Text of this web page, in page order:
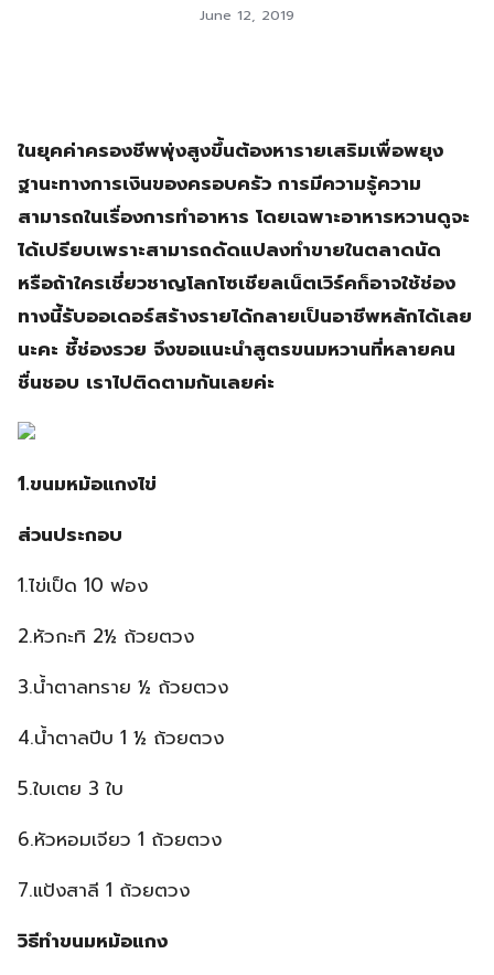
June 12, 2019
ในยุคค่าครองชีพพุ่งสูงขึ้นต้องหารายเสริมเพื่อพยุง
ฐานะทางการเงินของครอบครัว การมีความรู้ความ
สามารถในเรื่องการทำอาหาร โดยเฉพาะอาหารหวานดูจะ
ได้เปรียบเพราะสามารถดัดแปลงทำขายในตลาดนัด
หรือถ้าใครเชี่ยวชาญโลกโซเชียลเน็ตเวิร์คก็อาจใช้ช่อง
ทางนี้รับออเดอร์สร้างรายได้กลายเป็นอาชีพหลักได้เลย
นะคะ ชี้ช่องรวย จึงขอแนะนำสูตรขนมหวานที่หลายคน
ชื่นชอบ เราไปติดตามกันเลยค่ะ
1.ขนมหม้อแกงไข่
ส่วนประกอบ
1.ไข่เป็ด 10 ฟอง
2.หัวกะทิ 2½ ถ้วยตวง
3.น้ำตาลทราย ½ ถ้วยตวง
4.น้ำตาลปีบ 1 ½ ถ้วยตวง
5.ใบเตย 3 ใบ
6.หัวหอมเจียว 1 ถ้วยตวง
7.แป้งสาลี 1 ถ้วยตวง
วิธีทำขนมหม้อแกง